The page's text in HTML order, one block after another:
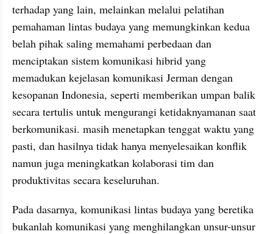
terhadap yang lain, melainkan melalui pelatihan
pemahaman lintas budaya yang memungkinkan kedua
belah pihak saling memahami perbedaan dan
menciptakan sistem komunikasi hibrid yang
memadukan kejelasan komunikasi Jerman dengan
kesopanan Indonesia, seperti memberikan umpan balik
secara tertulis untuk mengurangi ketidaknyamanan saat
berkomunikasi. masih menetapkan tenggat waktu yang
pasti, dan hasilnya tidak hanya menyelesaikan konflik
namun juga meningkatkan kolaborasi tim dan
produktivitas secara keseluruhan.
Pada dasarnya, komunikasi lintas budaya yang beretika
bukanlah komunikasi yang menghilangkan unsur-unsur